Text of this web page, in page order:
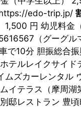
https://edo-trip.jp/
1,500 円 幼児料
（グーグル
で10分 胆振総合
テルレイクサイ
ムズカーレンタル
イテラス（摩周
レストラン 豊